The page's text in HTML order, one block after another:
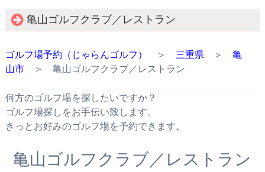
亀山ゴルフクラブ／レストラン
ゴルフ場予約（じゃらんゴルフ） ＞ 三重県 ＞ 亀
山市＞ 亀山ゴルフクラブ／レストラン
何方のゴルフ場を探したいですか？
ゴルフ場探しをお手伝い致します。
きっとお好みのゴルフ場を予約できます。
亀山ゴルフクラブ／レストラン